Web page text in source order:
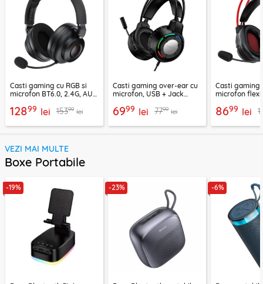
Casti gaming cu RGB si
microfon BT6.0, 2.4G, AUX
12899 lei 15399 lei
Casti gaming over-ear cu
microfon, USB + Jack
BO112
6999 lei 7799 lei
Casti gaming
microfon
8699 lei
VEZI MAI MULTE
Boxe Portabile
-19% -23% -6%